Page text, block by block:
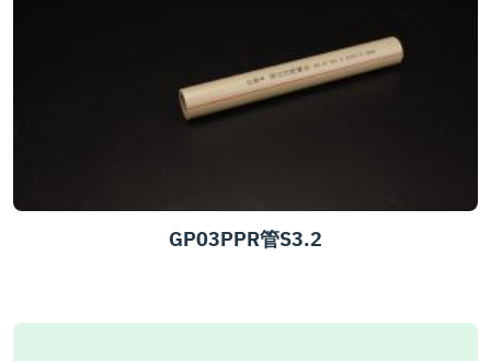
GP03PPR管S3.2